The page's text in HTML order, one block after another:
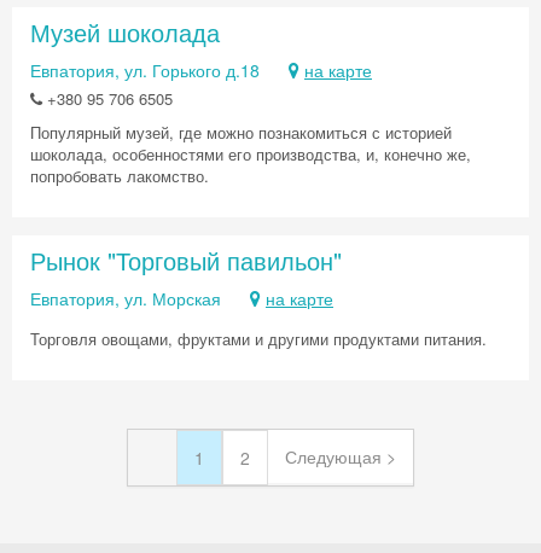
Музей шоколада
Евпатория, ул. Горького д.18 на карте
+380 95 706 6505
Популярный музей, где можно познакомиться с историей
шоколада, особенностями его производства, и, конечно же,
попробовать лакомство.
Рынок "Торговый павильон"
Евпатория, ул. Морская на карте
Торговля овощами, фруктами и другими продуктами питания.
1 2 Следующая >